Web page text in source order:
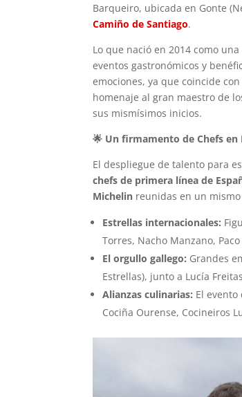
Barqueiro, ubicada en Gonte
Camiño de Santiago.
Lo que nació en 2014 como
eventos gastronómicos y
emociones, ya que coincide
homenaje al gran maestro de
sus mismísimos inicios.
🌟 Un firmamento de Chefs en
El despliegue de talento para
chefs de primera línea de
Michelin reunidas en un mismo
Estrellas internacionales:
Torres, Nacho Manzano,
El orgullo gallego: Grandes
Estrellas), junto a Lucía
Alianzas culinarias: El evento
Cociña Ourense, Cocineiros